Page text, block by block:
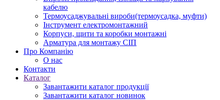
кабелю
Термоусаджувальні вироби(термоусадка, муфти)
Інструмент електромонтажний
Корпуси, щити та коробки монтажні
Арматура для монтажу СІП
Про Компанію
О нас
Контакти
Каталог
Завантажити каталог продукції
Завантажити каталог новинок